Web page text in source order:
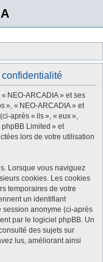
NEO-ARCADIA » et ses
», « NEO-ARCADIA » et
après « ils », « eux »,
phpBB Limited » et
lors de votre utilisation
Lorsque vous naviguez
cookies. Les cookies
temporaires de votre
un identifiant
session anonyme (ci-après
par le logiciel phpBB. Un
des sujets sur
lus, améliorant ainsi